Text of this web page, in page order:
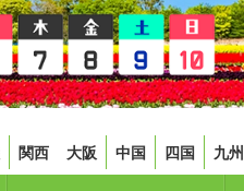
関西 大阪 中国 四国 九